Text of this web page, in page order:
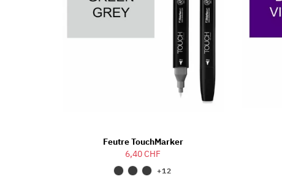
Feutre TouchMarker
6,40 CHF
+12